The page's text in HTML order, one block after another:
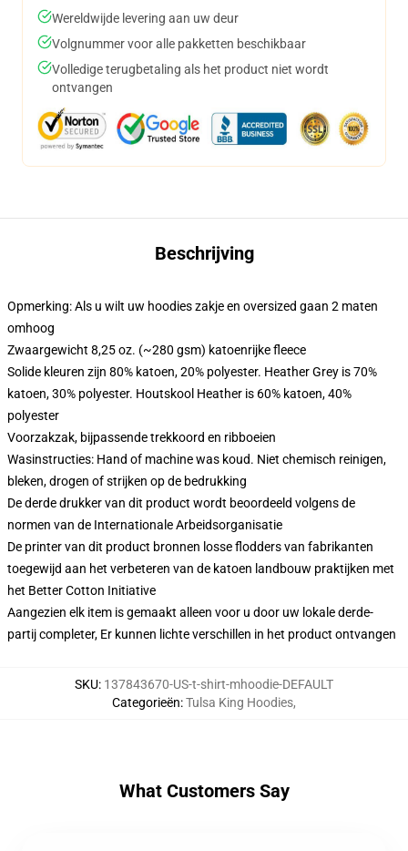
Wereldwijde levering aan uw deur
Volgnummer voor alle pakketten beschikbaar
Volledige terugbetaling als het product niet wordt
ontvangen
Beschrijving
Opmerking: Als u wilt uw hoodies zakje en oversized gaan 2 maten
omhoog
Zwaargewicht 8,25 oz. (~280 gsm) katoenrijke fleece
Solide kleuren zijn 80% katoen, 20% polyester. Heather Grey is 70%
katoen, 30% polyester. Houtskool Heather is 60% katoen, 40%
polyester
Voorzakzak, bijpassende trekkoord en ribboeien
Wasinstructies: Hand of machine was koud. Niet chemisch reinigen,
bleken, drogen of strijken op de bedrukking
De derde drukker van dit product wordt beoordeeld volgens de
normen van de Internationale Arbeidsorganisatie
De printer van dit product bronnen losse flodders van fabrikanten
toegewijd aan het verbeteren van de katoen landbouw praktijken met
het Better Cotton Initiative
Aangezien elk item is gemaakt alleen voor u door uw lokale derde-
partij completer, Er kunnen lichte verschillen in het product ontvangen
SKU: 137843670-US-t-shirt-mhoodie-DEFAULT
Categorieën:Tulsa King Hoodies,
What Customers Say